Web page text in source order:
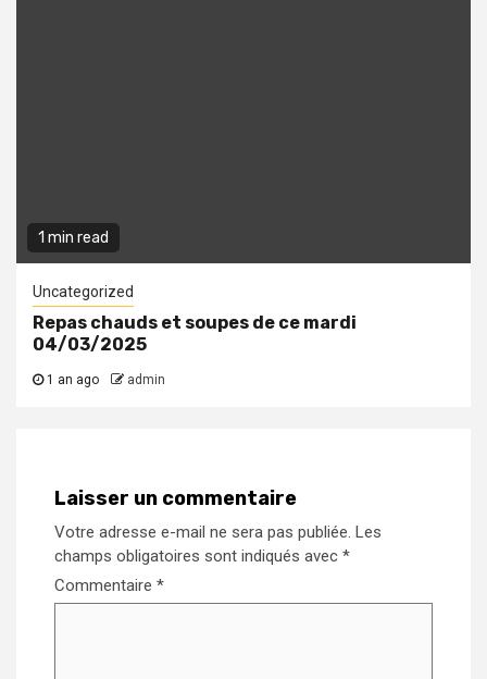
1 min read
Uncategorized
Repas chauds et soupes de ce mardi
04/03/2025
1 an ago admin
Laisser un commentaire
Votre adresse e-mail ne sera pas publiée. Les
champs obligatoires sont indiqués avec *
Commentaire *